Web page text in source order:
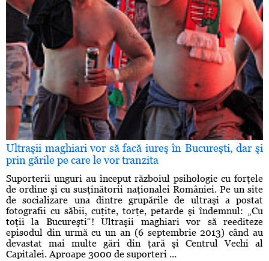
Ultraşii maghiari vor să facă iureş în Bucureşti, dar şi
prin gările pe care le vor tranzita
Suporterii unguri au început războiul psihologic cu forţele
de ordine şi cu susţinătorii naţionalei României. Pe un site
de socializare una dintre grupările de ultraşi a postat
fotografii cu săbii, cuţite, torţe, petarde şi îndemnul: „Cu
toţii la Bucureşti“! Ultraşii maghiari vor să reediteze
episodul din urmă cu un an (6 septembrie 2013) când au
devastat mai multe gări din ţară şi Centrul Vechi al
Capitalei. Aproape 3000 de suporteri ...